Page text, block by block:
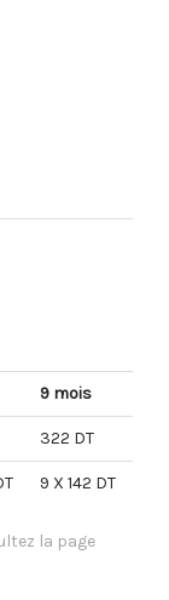
9 mois
322 DT
9 X 142 DT
la page